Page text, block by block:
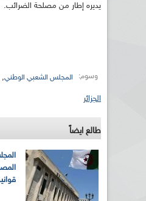
يديره إطار من مصلحة الضرائب.
وسوم: المجلس الشعبي الوطني,
الجزائر
طالع ايضاً
قوانين